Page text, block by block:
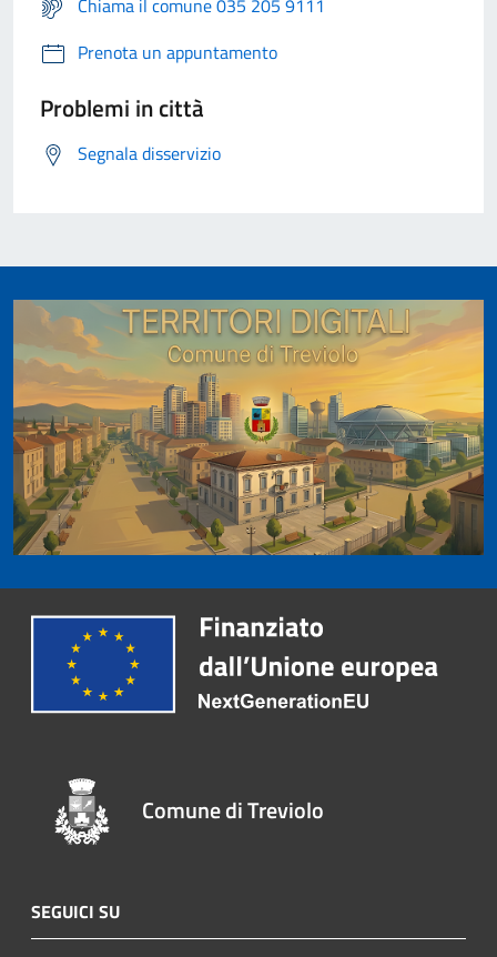
Chiama il comune 035 205 9111
Prenota un appuntamento
Problemi in città
Segnala disservizio
Comune di Treviolo
SEGUICI SU